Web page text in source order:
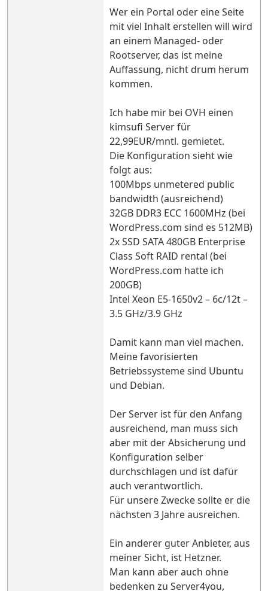
Wer ein Portal oder eine Seite
mit viel Inhalt erstellen will wird
an einem Managed- oder
Rootserver, das ist meine
Auffassung, nicht drum herum
kommen.
Ich habe mir bei OVH einen
kimsufi Server für
22,99EUR/mntl. gemietet.
Die Konfiguration sieht wie
folgt aus:
100Mbps unmetered public
bandwidth (ausreichend)
32GB DDR3 ECC 1600MHz (bei
WordPress.com sind es 512MB)
2x SSD SATA 480GB Enterprise
Class Soft RAID rental (bei
WordPress.com hatte ich
200GB)
Intel Xeon E5-1650v2 – 6c/12t –
3.5 GHz/3.9 GHz
Damit kann man viel machen.
Meine favorisierten
Betriebssysteme sind Ubuntu
und Debian.
Der Server ist für den Anfang
ausreichend, man muss sich
aber mit der Absicherung und
Konfiguration selber
durchschlagen und ist dafür
auch verantwortlich.
Für unsere Zwecke sollte er die
nächsten 3 Jahre ausreichen.
Ein anderer guter Anbieter, aus
meiner Sicht, ist Hetzner.
Man kann aber auch ohne
bedenken zu Server4you,